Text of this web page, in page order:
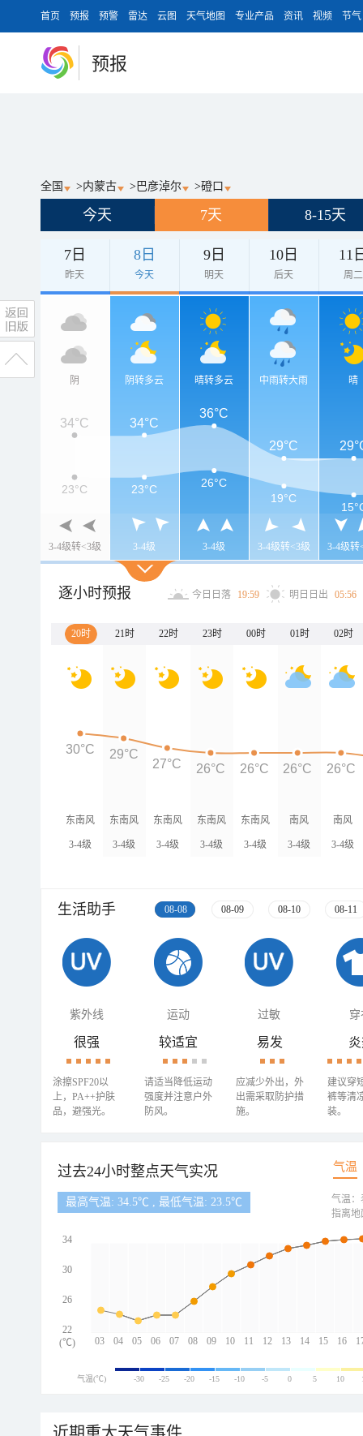
首页 预报 预警 雷达 云图 天气地图 专业产品 资讯 视频 节气
预报
全国 >内蒙古 > 巴彦淖尔 >磴口
今天 7天 8-15天
7日
昨天
8日
今天
9日
明天
10日
后天
11
周二
阴
3-4级转<3级
阴转多云
3-4级
晴转多云
3-4级
中雨转大雨
3-4级转<3级
晴
3-4级转
34°C 34°C
36°C
29°C
23°C 23°C
26°C
19°C
逐小时预报 今日日落 19:59 明日日出 05:56
20时 21时 22时 23时 00时 01时 02时
东南风
3-4级
东南风
3-4级
东南风
3-4级
东南风
3-4级
东南风
3-4级
南风
3-4级
南风
3-4级
30°C 29°C
27°C 26°C 26°C 26°C 26°C
生活助手 08-08 08-09 08-10 08-11
紫外线 运动 过敏 穿
很强
涂擦SPF20以
上，PA++护肤
品，避强光。
较适宜
请适当降低运动
强度并注意户外
防风。
易发
应减少外出，外
出需采取防护措
施。
建议穿
裤等清
装。
过去24小时整点天气实况 气温
最高气温: 34.5℃ , 最低气温: 23.5℃
03 04 05 06 07 08 09 10 11 12 13 14 15 16
34
30
26
22
(℃)
气温：
指离地
气温(℃) -30 -25 -20 -15 -10 -5 0 5 10